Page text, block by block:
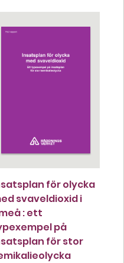
för olycka
svaveldioxid i
: ett
på
för stor